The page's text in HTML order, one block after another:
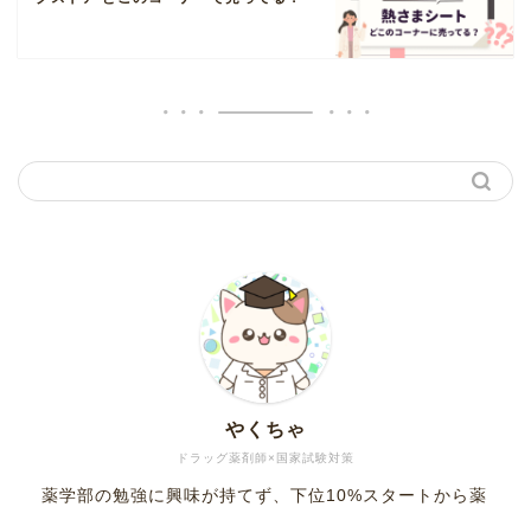
ドラッグ薬剤師×国家試験対策
やくちゃ
薬学部の勉強に興味が持てず、下位10%スタートから薬